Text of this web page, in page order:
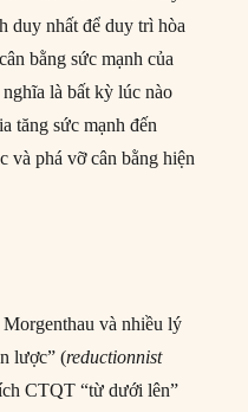
duy nhất để duy trì hòa
bằng sức mạnh của
là bất kỳ lúc nào
tăng sức mạnh đến
và phá vỡ cân bằng hiện
và nhiều lý
lược” (reductionnist
CTQT “từ dưới lên”